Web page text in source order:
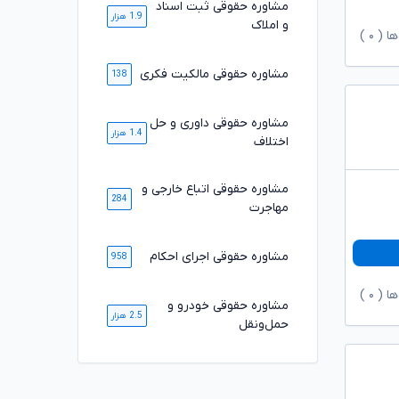
( ۰
( ۰
مشاوره حقوقی ثبت اسناد
و املاک
1.9 هزار
مشاوره حقوقی مالکیت فکری 138
مشاوره حقوقی داوری و حل
اختلاف
1.4 هزار
مشاوره حقوقی اتباع خارجی و
مهاجرت
284
مشاوره حقوقی اجرای احکام 958
مشاوره حقوقی خودرو و
حمل‌ونقل
2.5 هزار